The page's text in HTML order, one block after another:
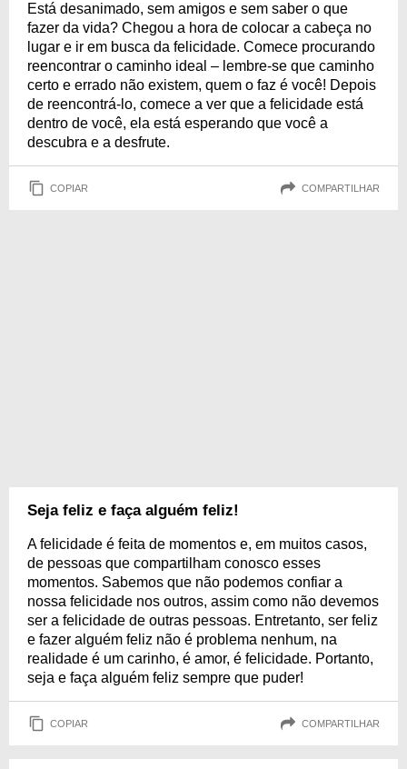
Está desanimado, sem amigos e sem saber o que
fazer da vida? Chegou a hora de colocar a cabeça no
lugar e ir em busca da felicidade. Comece procurando
reencontrar o caminho ideal – lembre-se que caminho
certo e errado não existem, quem o faz é você! Depois
de reencontrá-lo, comece a ver que a felicidade está
dentro de você, ela está esperando que você a
descubra e a desfrute.
COPIAR COMPARTILHAR
Seja feliz e faça alguém feliz!
A felicidade é feita de momentos e, em muitos casos,
de pessoas que compartilham conosco esses
momentos. Sabemos que não podemos confiar a
nossa felicidade nos outros, assim como não devemos
ser a felicidade de outras pessoas. Entretanto, ser feliz
e fazer alguém feliz não é problema nenhum, na
realidade é um carinho, é amor, é felicidade. Portanto,
seja e faça alguém feliz sempre que puder!
COPIAR COMPARTILHAR